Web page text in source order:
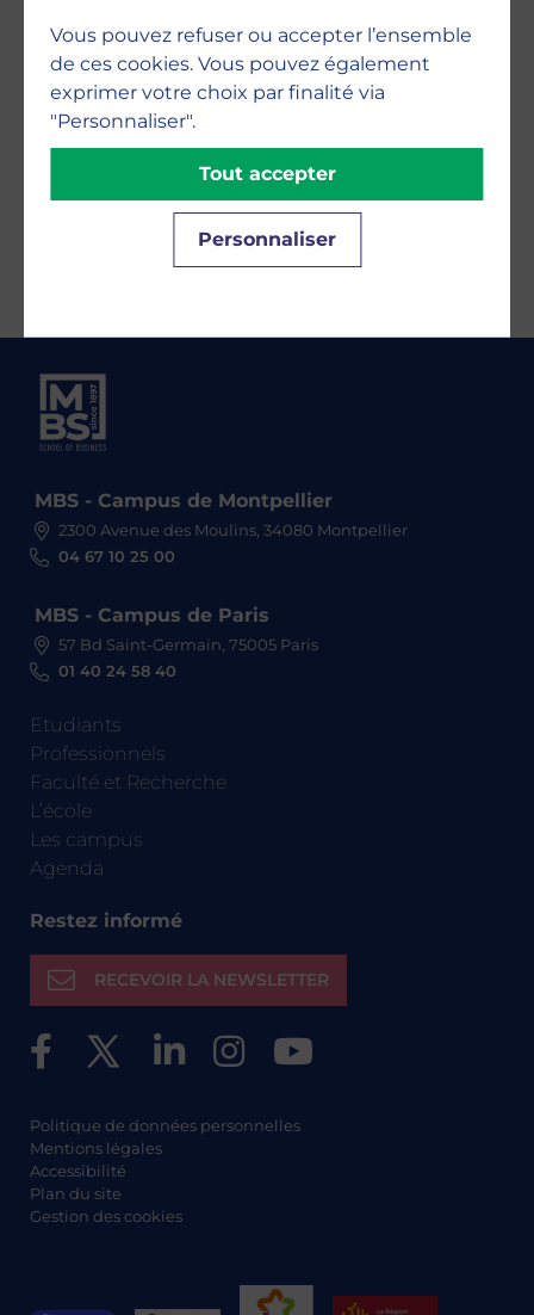
MBS - Campus de Montpellier
2300 Avenue des Moulins, 34080 Montpellier
04 67 10 25 00
MBS - Campus de Paris
57 Bd Saint-Germain, 75005 Paris
01 40 24 58 40
Etudiants
Professionnels
Faculté et Recherche
L’école
Les campus
Agenda
Restez informé
RECEVOIR LA NEWSLETTER
Politique de données personnelles
Mentions légales
Accessibilité
Plan du site
Gestion des cookies
Vous pouvez refuser ou accepter l’ensemble
de ces cookies. Vous pouvez également
exprimer votre choix par finalité via
"Personnaliser".
Personnaliser
Tout accepter